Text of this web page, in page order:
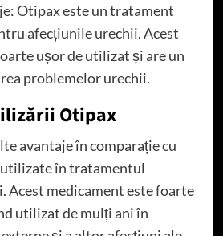
Otipax este un tratament
afecțiunile urechii. Acest
ușor de utilizat și are un
problemelor urechii.
Otipax
avantaje în comparație cu
în tratamentul
Acest medicament este foarte
utilizat de mulți ani în